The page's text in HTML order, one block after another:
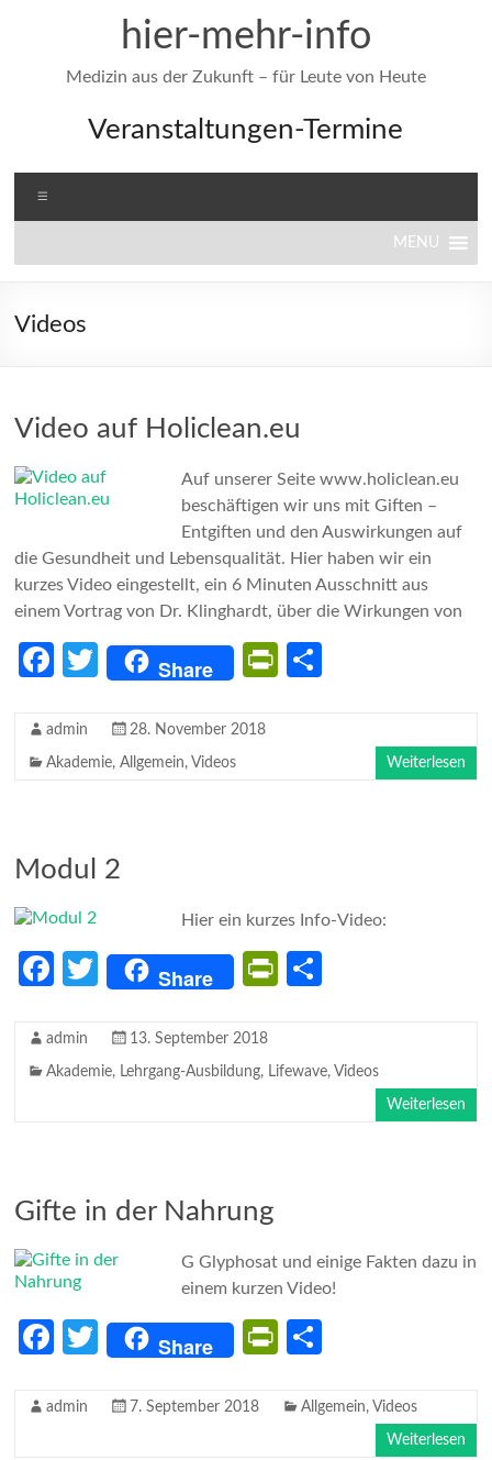
hier-mehr-info
Medizin aus der Zukunft – für Leute von Heute
Veranstaltungen-Termine
MENU
Videos
Video auf Holiclean.eu
Auf unserer Seite www.holiclean.eu
beschäftigen wir uns mit Giften –
Entgiften und den Auswirkungen auf
die Gesundheit und Lebensqualität. Hier haben wir ein
kurzes Video eingestellt, ein 6 Minuten Ausschnitt aus
einem Vortrag von Dr. Klinghardt, über die Wirkungen von
Fa
b
o
T
itt
er
Share
Pr
admin 28. November 2018
Akademie,Allgemein, Videos Weiterlesen
Modul 2
Hier ein kurzes Info-Video:
Fa
b
o
T
itt
er
Share
Pr
ri
n
admin 13. September 2018
Akademie, Lehrgang-Ausbildung, Lifewave, Videos
Weiterlesen
Gifte in der Nahrung
G Glyphosat und einige Fakten dazu in
einem kurzen Video!
Fa
b
T
itt
Share
Pr
tF e
admin 7. September 2018 Allgemein, Videos
Weiterlesen